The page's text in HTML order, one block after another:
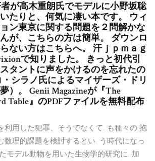
者が高木重朗氏でモデルに小野坂聡
たりと、何気に凄い本です。 ウィ
ン東京に関する問題を２問解かな
が、こちらの方は簡単。 ダウンロ
ない方はこちらへ。 汗ｊｐｍａｇ
で知りました。 きっと初代引
タントに声をかけるのを忘れたの
シラノ氏によるマイザーズ・ドリ
）。 Genii Magazineが『The
Table』のPDFファイルを無料配布
利用した犯罪、そうでなくて. も種々の 抱
数理的課題を検討するとい. う時代になっ
モデル動物を用いた生物学的研究に. 加